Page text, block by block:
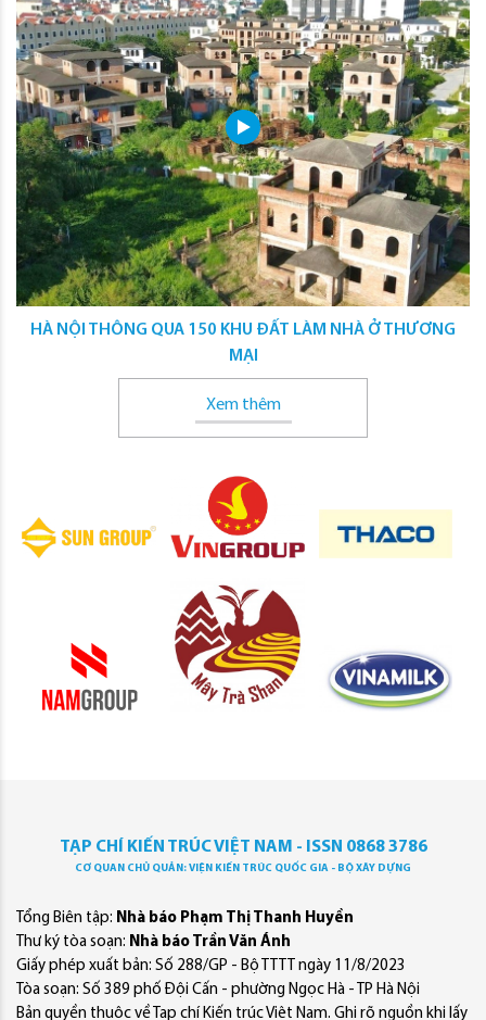
HÀ NỘI THÔNG QUA 150 KHU ĐẤT LÀM NHÀ Ở THƯƠNG
MẠI
Xem thêm
TẠP CHÍ KIẾN TRÚC VIỆT NAM - ISSN 0868 3786
CƠ QUAN CHỦ QUẢN: VIỆN KIẾN TRÚC QUỐC GIA - BỘ XÂY DỰNG
Tổng Biên tập: Nhà báo Phạm Thị Thanh Huyền
Thư ký tòa soạn: Nhà báo Trần Văn Ánh
Giấy phép xuất bản: Số 288/GP - Bộ TTTT ngày 11/8/2023
Tòa soạn: Số 389 phố Đội Cấn - phường Ngọc Hà - TP Hà Nội
Bản quyền thuộc về Tạp chí Kiến trúc Việt Nam. Ghi rõ nguồn khi lấy